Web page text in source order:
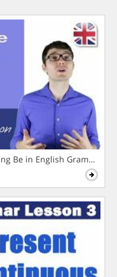
Be in English Grammar